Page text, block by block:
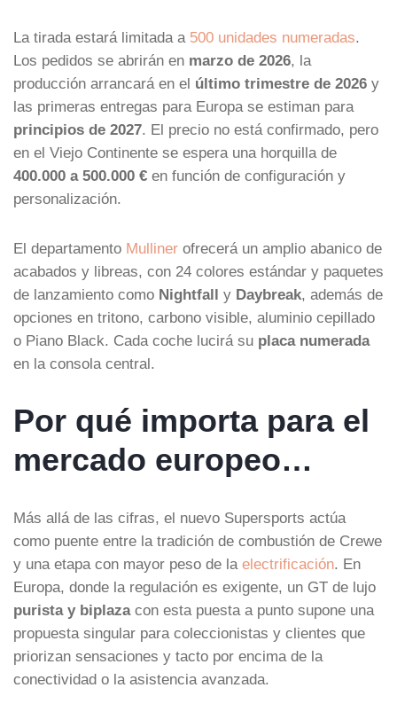
La tirada estará limitada a 500 unidades numeradas.
Los pedidos se abrirán en marzo de 2026, la
producción arrancará en el último trimestre de 2026 y
las primeras entregas para Europa se estiman para
principios de 2027. El precio no está confirmado, pero
en el Viejo Continente se espera una horquilla de
400.000 a 500.000 € en función de configuración y
personalización.
El departamento Mulliner ofrecerá un amplio abanico de
acabados y libreas, con 24 colores estándar y paquetes
de lanzamiento como Nightfall y Daybreak, además de
opciones en tritono, carbono visible, aluminio cepillado
o Piano Black. Cada coche lucirá su placa numerada
en la consola central.
Por qué importa para el
mercado europeo…
Más allá de las cifras, el nuevo Supersports actúa
como puente entre la tradición de combustión de Crewe
y una etapa con mayor peso de la electrificación. En
Europa, donde la regulación es exigente, un GT de lujo
purista y biplazacon esta puesta a punto supone una
propuesta singular para coleccionistas y clientes que
priorizan sensaciones y tacto por encima de la
conectividad o la asistencia avanzada.